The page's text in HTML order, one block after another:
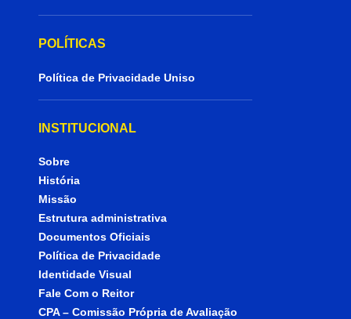
POLÍTICAS
Política de Privacidade Uniso
INSTITUCIONAL
Sobre
História
Missão
Estrutura administrativa
Documentos Oficiais
Política de Privacidade
Identidade Visual
Fale Com o Reitor
CPA – Comissão Própria de Avaliação